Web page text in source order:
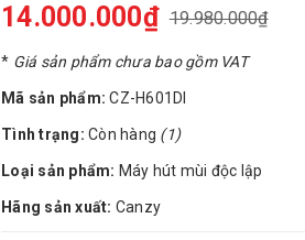
14.000.000₫ 19.980.000₫
* Giá sản phẩm chưa bao gồm VAT
Mã sản phẩm:CZ-H601DI
Tình trạng: Còn hàng (1)
Loại sản phẩm: Máy hút mùi độc lập
Hãng sản xuất: Canzy